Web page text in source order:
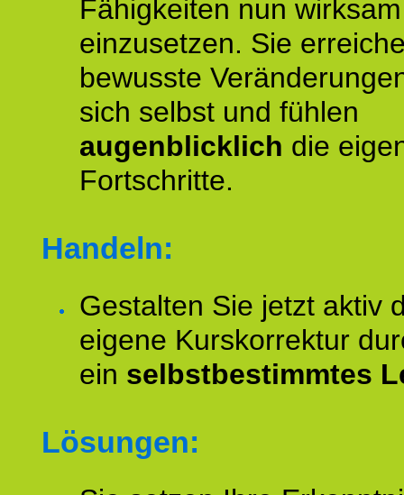
Fähigkeiten nun wirksam
einzusetzen. Sie
bewusste
sich selbst und fühlen
augenblicklich die
Fortschritte.
Handeln:
Gestalten Sie jetzt aktiv
eigene Kurskorrektur
ein selbstbestimmtes
Lösungen: